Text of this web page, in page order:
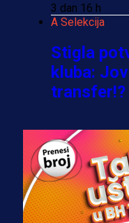
3 dan 16 h
A Selekcija
Stigla
kluba:
transfer!?
A Selekcija
Zmajevi
Fudbaler
dres BiH!